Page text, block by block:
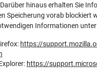
hinaus erhalten Sie
Speicherung vorab blockiert
Informationen
https://
https://